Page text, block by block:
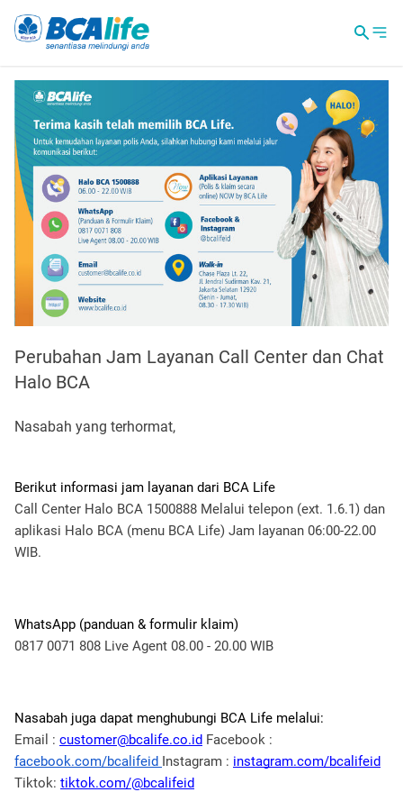
Perubahan Jam Layanan Call Center dan Chat
Halo BCA
Nasabah yang terhormat,
Call Center Halo BCA 1500888 Melalui telepon (ext. 1.6.1) dan
aplikasi Halo BCA (menu BCA Life) Jam layanan 06:00-22.00
WIB.
0817 0071 808 Live Agent 08.00 - 20.00 WIB
Email : customer@bcalife.co.id Facebook :
facebook.com/bcalifeid Instagram : instagram.com/bcalifeid
Tiktok: tiktok.com/@bcalifeid